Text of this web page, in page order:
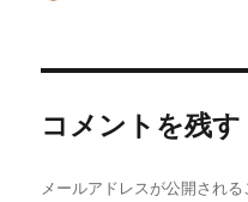
コメントを残す
メールアドレスが公開される